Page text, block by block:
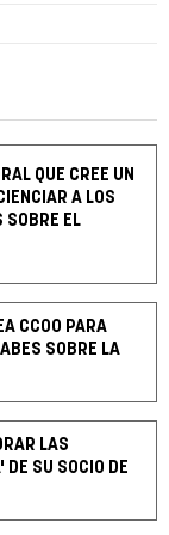
QUE CREE UN
A LOS
SOBRE EL
CCOO PARA
SOBRE LA
LAS
DE SU SOCIO DE